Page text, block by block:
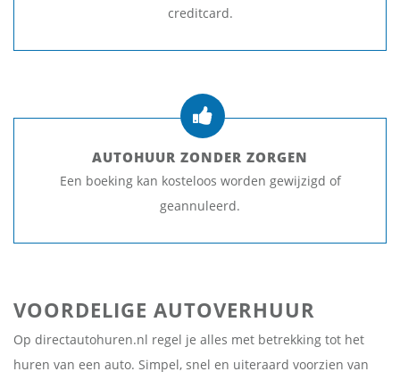
creditcard.
AUTOHUUR ZONDER ZORGEN
Een boeking kan kosteloos worden gewijzigd of
geannuleerd.
VOORDELIGE AUTOVERHUUR
Op directautohuren.nl regel je alles met betrekking tot het
huren van een auto. Simpel, snel en uiteraard voorzien van